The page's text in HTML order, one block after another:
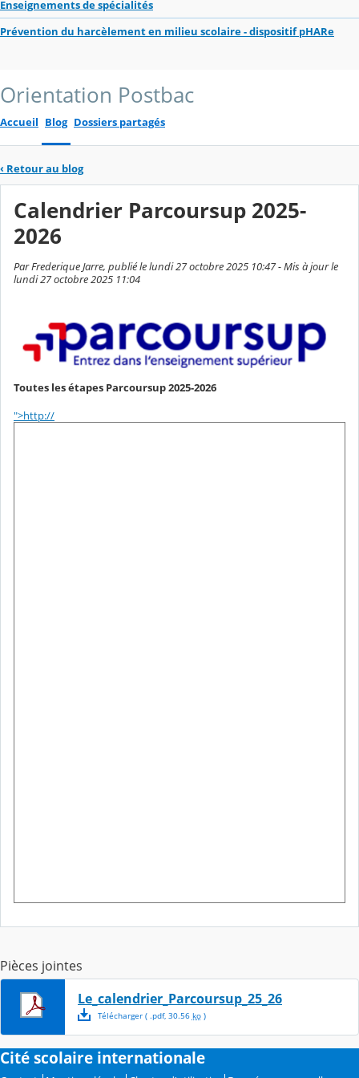
Enseignements de spécialités
Prévention du harcèlement en milieu scolaire - dispositif pHARe
Orientation Postbac
Accueil Blog Dossiers partagés
‹ Retour au blog
Calendrier Parcoursup 2025-
2026
Par Frederique Jarre, publié le lundi 27 octobre 2025 10:47 - Mis à jour le
lundi 27 octobre 2025 11:04
Toutes les étapes Parcoursup 2025-2026
">http://
Pièces jointes
Le_calendrier_Parcoursup_25_26
Télécharger( .pdf, 30.56 ko)
Cité scolaire internationale